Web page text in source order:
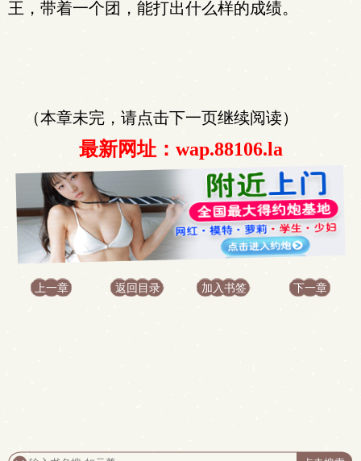
王，带着一个团，能打出什么样的成绩。
（本章未完，请点击下一页继续阅读）
最新网址：wap.88106.la
上一章 返回目录 加入书签 下一章